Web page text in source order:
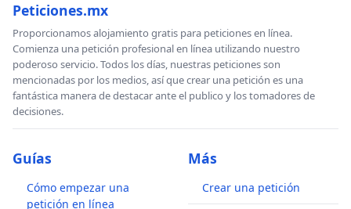
Peticiones.mx
Proporcionamos alojamiento gratis para peticiones en línea.
Comienza una petición profesional en línea utilizando nuestro
poderoso servicio. Todos los días, nuestras peticiones son
mencionadas por los medios, así que crear una petición es una
fantástica manera de destacar ante el publico y los tomadores de
decisiones.
Guías
Cómo empezar una
petición en línea
Más
Crear una petición